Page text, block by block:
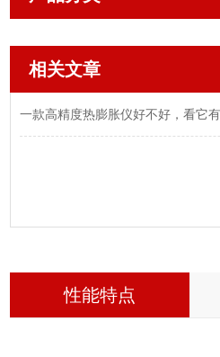
相关文章
一款高精度热膨胀仪好不好，看它
性能特点